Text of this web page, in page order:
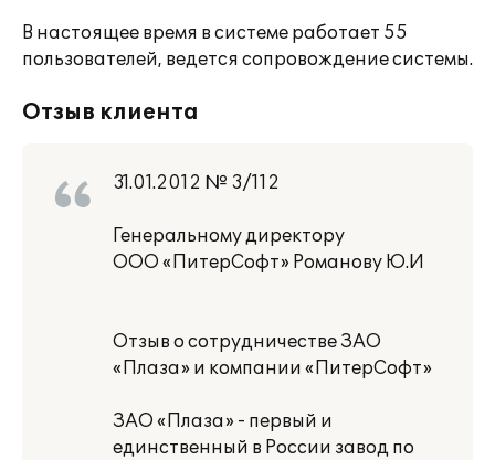
В настоящее время в системе работает 55
пользователей, ведется сопровождение системы.
Отзыв клиента
31.01.2012 № 3/112
Генеральному директору
ООО «ПитерСофт» Романову Ю.И
Отзыв о сотрудничестве ЗАО
«Плаза» и компании «ПитерСофт»
ЗАО «Плаза» - первый и
единственный в России завод по